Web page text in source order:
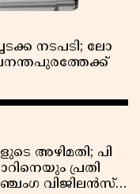
നടപടി; ലോ
അഴിമതി; പി
പ്രതി
വിജിലൻസ്